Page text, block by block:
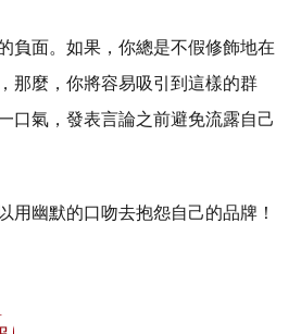
負面。如果，你總是不假修飾地在
那麼，你將容易吸引到這樣的群
口氣，發表言論之前避免流露自己
用幽默的口吻去抱怨自己的品牌！